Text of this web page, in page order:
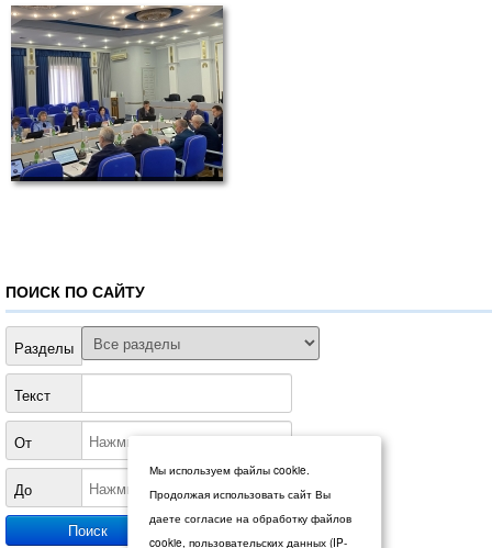
ПОИСК ПО САЙТУ
Разделы
Текст
От
До
Мы используем файлы cookie.
Продолжая использовать сайт Вы
даете согласие на обработку файлов
cookie, пользовательских данных (IP-